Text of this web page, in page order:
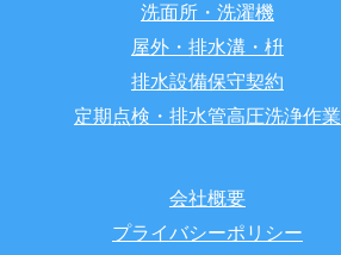
洗面所・洗濯機
屋外・排水溝・枡
排水設備保守契約
定期点検・排水管高圧洗浄作業
会社概要
プライバシーポリシー